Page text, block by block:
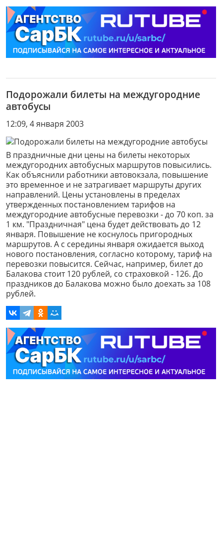
Подорожали билеты на междугородние
автобусы
12:09, 4 января 2003
В праздничные дни цены на билеты некоторых
междугородних автобусных маршрутов повысились.
Как объяснили работники автовокзала, повышение
это временное и не затрагивает маршруты других
направлений. Цены установлены в пределах
утвержденных постановлением тарифов на
междугородние автобусные перевозки - до 70 коп. за
1 км. "Праздничная" цена будет действовать до 12
января. Повышение не коснулось пригородных
маршрутов. А с середины января ожидается выход
нового постановления, согласно которому, тариф на
перевозки повысится. Сейчас, например, билет до
Балакова стоит 120 рублей, со страховкой - 126. До
праздников до Балакова можно было доехать за 108
рублей.